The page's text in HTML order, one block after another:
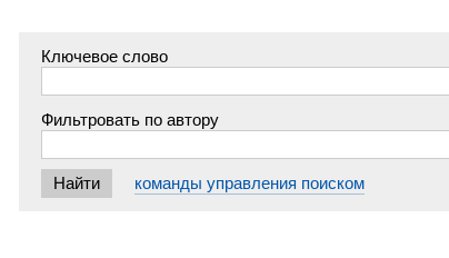
Ключевое слово
Фильтровать по автору
команды управления поиском